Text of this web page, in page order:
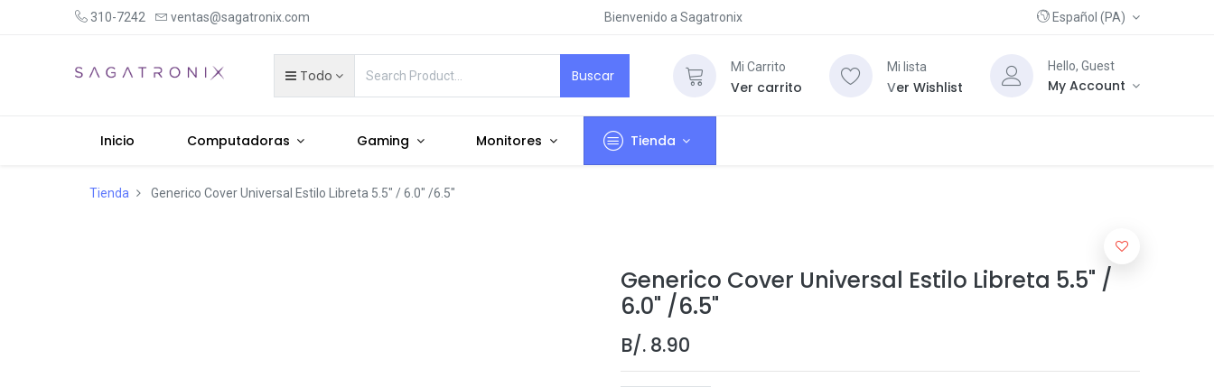
310-7242 ventas@sagatronix.com Bienvenido a Sagatronix Español (PA)
Todo Buscar Mi Carrito
Ver carrito
Mi lista
Ver Wishlist
Hello, Guest
My Account
Inicio Computadoras Gaming Monitores Tienda
Tienda Generico Cover Universal Estilo Libreta 5.5" / 6.0" /6.5"
Generico Cover Universal Estilo Libreta 5.5" /
6.0" /6.5"
B/. 8.90